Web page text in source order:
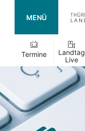
MENÜ
Termine
Landtag
Live